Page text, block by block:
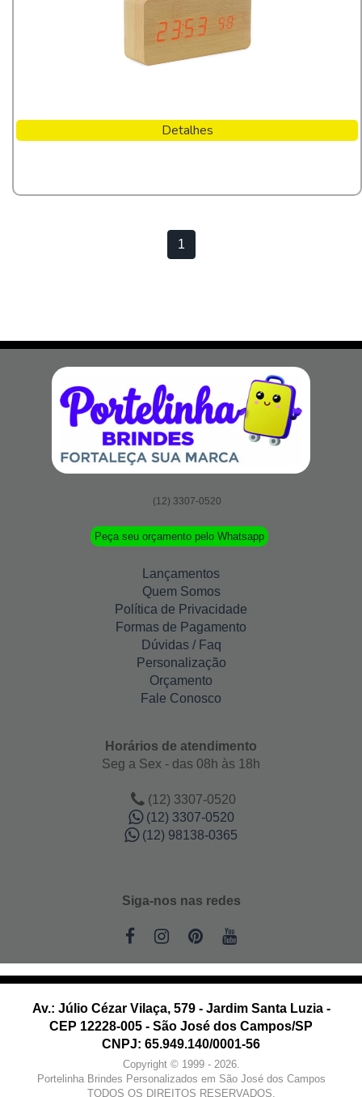
Detalhes
1
(12) 3307-0520
Peça seu orçamento pelo Whatsapp
Lançamentos
Quem Somos
Política de Privacidade
Formas de Pagamento
Dúvidas / Faq
Personalização
Orçamento
Fale Conosco
Horários de atendimento
Seg a Sex - das 08h às 18h
(12) 3307-0520
(12) 3307-0520
(12) 98138-0365
Siga-nos nas redes
Av.: Júlio Cézar Vilaça, 579 - Jardim Santa Luzia -
CEP 12228-005 - São José dos Campos/SP
CNPJ: 65.949.140/0001-56
Copyright © 1999 - 2026.
Portelinha Brindes Personalizados em São José dos Campos
TODOS OS DIREITOS RESERVADOS.